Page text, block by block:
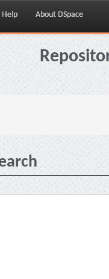
Help About DSpace